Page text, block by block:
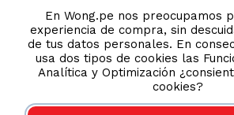
(511) 613-
En Wong.pe nos preocupamos
experiencia de compra, sin
de tus datos personales. En
usa dos tipos de cookies las
Analítica y Optimización
cookies?